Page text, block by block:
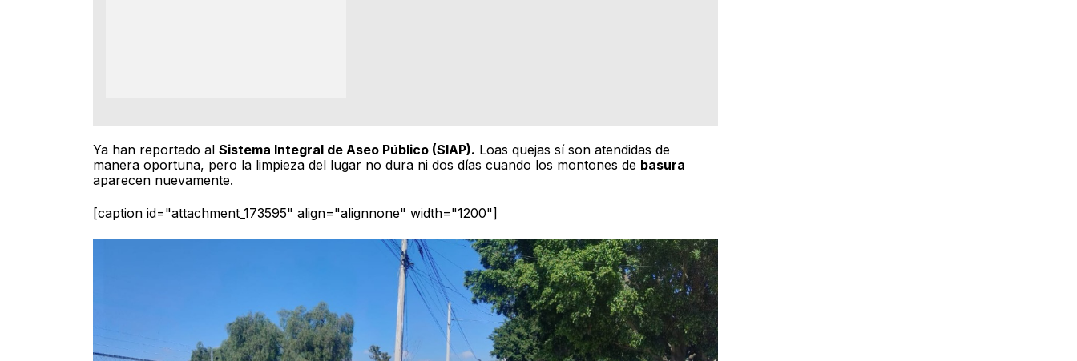
Ya han reportado al Sistema Integral de Aseo Público (SIAP). Loas quejas sí son atendidas de
manera oportuna, pero la limpieza del lugar no dura ni dos días cuando los montones de basura
aparecen nuevamente.
[caption id="attachment_173595" align="alignnone" width="1200"]